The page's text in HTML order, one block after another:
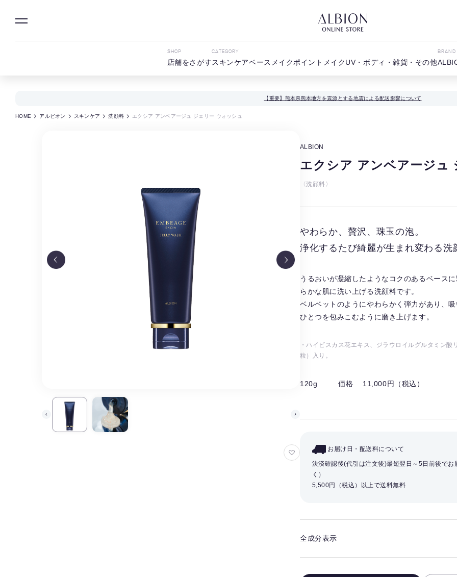
SHOP
店舗をさがす
CATEGORY
スキンケアベースメイクポイントメイクUV・ボディ・雑貨・その他
BRAND
【重要】熊本県熊本地方を震源とする地震による配送影響について
HOME アルビオン スキンケア 洗顔料 エクシア アンベアージュ ジェリー ウォッシュ
お
ALBION
エクシア アンベアージュ
〈洗顔料〉
やわらか、贅沢、珠玉の泡。
浄化するたび綺麗が生まれ変わる洗
うるおいが凝縮したようなコクのあるベース
らかな肌に洗い上げる洗顔料です。
ベルベットのようにやわらかく弾力があり、
ひとつを包みこむように磨き上げます。
・ハイビスカス花エキス、ジラウロイルグルタミン
粒）入り。
120g 価格 11,000円（税込）
お届け日・配送料について
決済確認後(代引は注文後)最短翌日～5日前後で
く）
5,500円（税込）以上で送料無料
全成分表示